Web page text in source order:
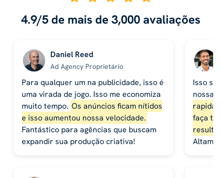
4.9/5 de mais de 3,000 avaliações
Daniel Reed
Ad Agency Proprietário
Para qualquer um na publicidade, isso é
uma virada de jogo. Isso me economiza
muito tempo. Os anúncios ficam nítidos
e isso aumentou nossa velocidade.
Fantástico para agências que buscam
expandir sua produção criativa!
Isso se
nossa
faça